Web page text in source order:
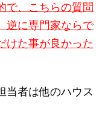
で、こちらの質問
逆に専門家ならで
けた事が良かった
当者は他のハウス